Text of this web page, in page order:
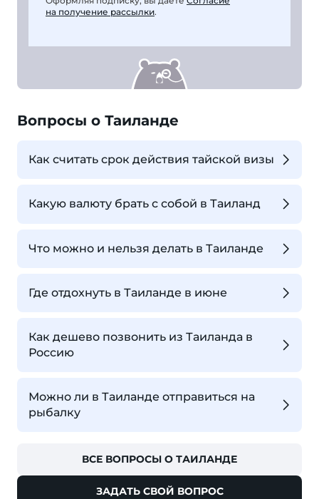
на получение рассылки.
Вопросы о Таиланде
Как считать срок действия тайской визы
Какую валюту брать с собой в Таиланд
Что можно и нельзя делать в Таиланде
Где отдохнуть в Таиланде в июне
Как дешево позвонить из Таиланда в
Россию
Можно ли в Таиланде отправиться на
рыбалку
ВСЕ ВОПРОСЫ О ТАИЛАНДЕ
ЗАДАТЬ СВОЙ ВОПРОС